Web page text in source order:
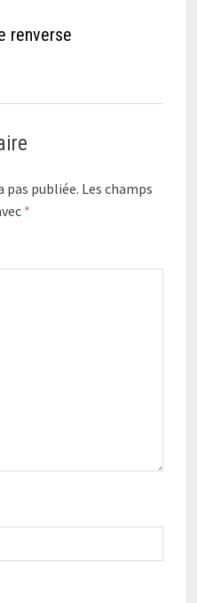
renverse
pas publiée. Les champs
*